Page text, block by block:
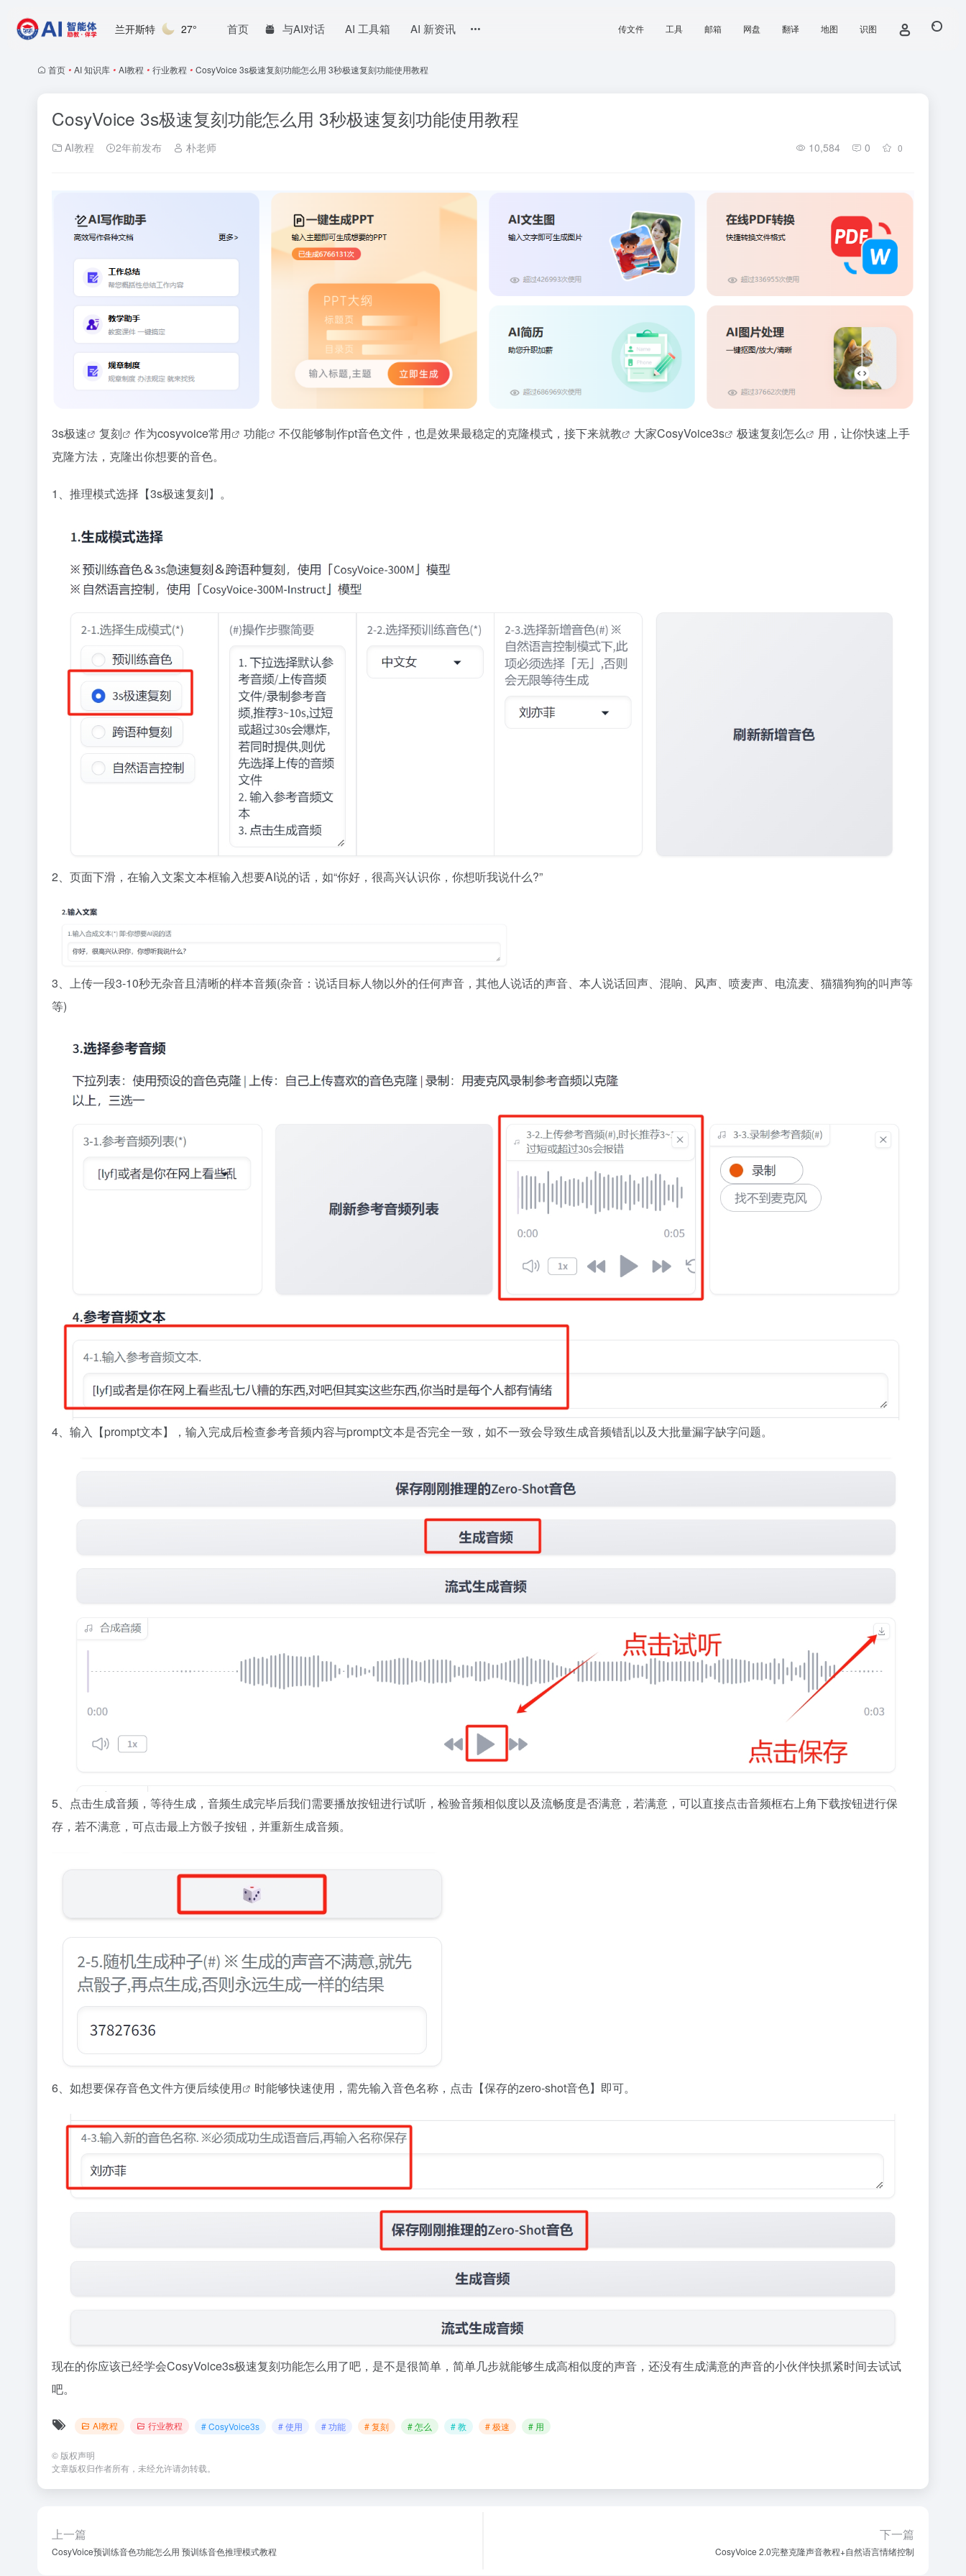
兰开斯特 27° 首页 与AI对话 AI 工具箱 AI 新资讯 传文件 工具 邮箱 网盘 翻译 地图 识图
首页 • AI 知识库 • AI教程 • 行业教程 • CosyVoice 3s极速复刻功能怎么用 3秒极速复刻功能使用教程
CosyVoice 3s极速复刻功能怎么用 3秒极速复刻功能使用教程
AI教程 2年前发布 朴老师 10,584 0 0
3s极速 复刻 作为cosyvoice常用 功能 不仅能够制作pt音色文件，也是效果最稳定的克隆模式，接下来就教 大家CosyVoice3s 极速复刻怎么
用，让你快速上手
克隆方法，克隆出你想要的音色。
1、推理模式选择【3s极速复刻】。
2、页面下滑，在输入文案文本框输入想要AI说的话，如“你好，很高兴认识你，你想听我说什么?”
3、上传一段3-10秒无杂音且清晰的样本音频(杂音：说话目标人物以外的任何声音，其他人说话的声音、本人说话回声、混响、风声、喷麦声、电流麦、猫猫狗狗的叫声等
等)
4、输入【prompt文本】，输入完成后检查参考音频内容与prompt文本是否完全一致，如不一致会导致生成音频错乱以及大批量漏字缺字问题。
5、点击生成音频，等待生成，音频生成完毕后我们需要播放按钮进行试听，检验音频相似度以及流畅度是否满意，若满意，可以直接点击音频框右上角下载按钮进行保
存，若不满意，可点击最上方骰子按钮，并重新生成音频。
6、如想要保存音色文件方便后续使用 时能够快速使用，需先输入音色名称，点击【保存的zero-shot音色】即可。
现在的你应该已经学会CosyVoice3s极速复刻功能怎么用了吧，是不是很简单，简单几步就能够生成高相似度的声音，还没有生成满意的声音的小伙伴快抓紧时间去试试
吧。
AI教程 行业教程 # CosyVoice3s # 使用 # 功能 # 复刻 # 怎么 # 教 # 极速 # 用
© 版权声明
文章版权归作者所有，未经允许请勿转载。
上一篇
CosyVoice预训练音色功能怎么用 预训练音色推理模式教程
下一篇
CosyVoice 2.0完整克隆声音教程+自然语言情绪控制